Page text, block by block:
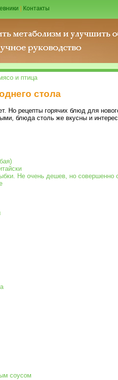
Контакты
и птица
стола
Но рецепты горячих блюд для
блюда столь же вкусны и
Не очень дешев, но совершенно
соусом